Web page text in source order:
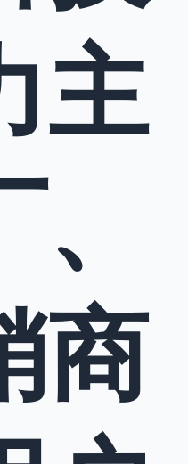
主
商